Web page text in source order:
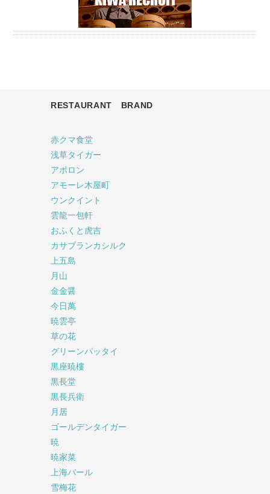
RESTAURANT BRAND
赤クマ食堂
浅草タイガー
アポロン
アモーレ木屋町
ウンクイント
雲龍一包軒
おふくと虎吉
カサブランカシルク
上五島
月山
金金醤
今日萬
暁雲亭
草の花
グリーンパッタイ
黒座暁樓
黒長堂
黒長兵衛
月居
ゴールデンタイガー
暁
暁家菜
上海バール
雪梅花